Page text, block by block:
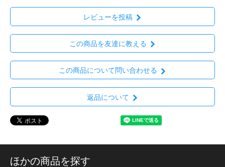
レビューを投稿
この商品を友達に教える
この商品について問い合わせる
返品について
ほかの商品を探す